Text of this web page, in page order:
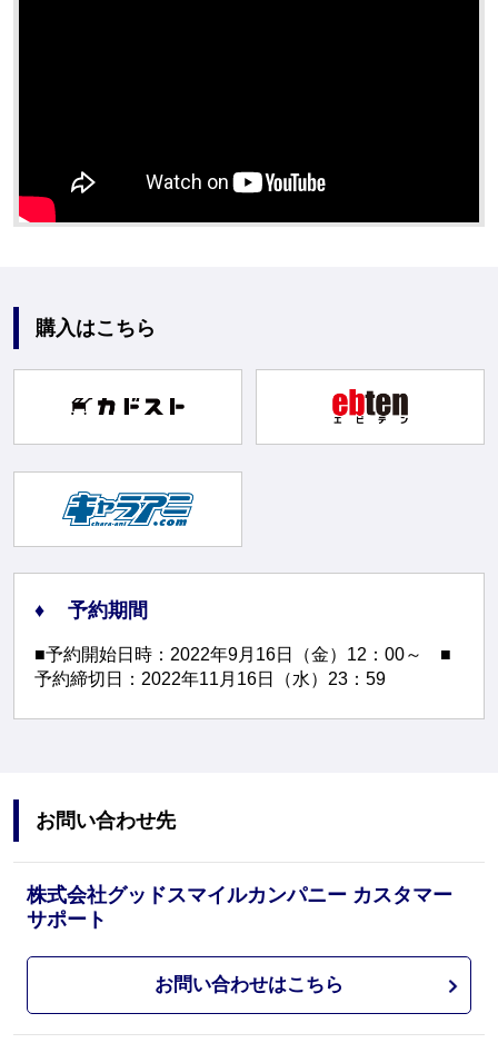
購入はこちら
予約期間
■予約開始日時：2022年9月16日（金）12：00～ ■
予約締切日：2022年11月16日（水）23：59
お問い合わせ先
株式会社グッドスマイルカンパニー カスタマー
サポート
お問い合わせはこちら